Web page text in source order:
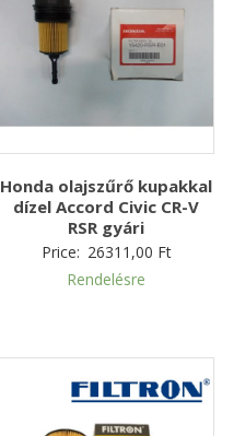
Honda olajszűrő kupakkal
dízel Accord Civic CR-V
RSR gyári
Price: 26311,00 Ft
Rendelésre